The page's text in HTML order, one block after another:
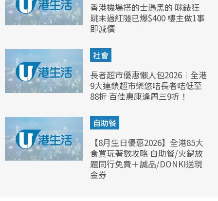
香港機場搭的士遇黑的 咪錶狂
跳未過紅隧已爆$400 樓主做1事
即減價
社會
長者超市優惠懶人包2026︱全港
9大連鎖超市樂悠咭長者咭低至
88折 百佳惠康逢周三9折！
自助餐
【8月生日優惠2026】全港85大
食買玩著數攻略 自助餐/火鍋放
題同行免費＋誠品/DONKI送現
金券